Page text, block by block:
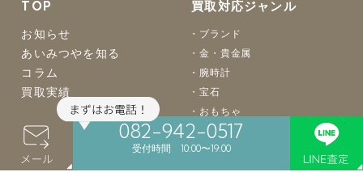
TOP
お知らせ
あいみつやを知る
コラム
買取実績
買取対応ジャンル
ブランド
金・貴金属
腕時計
宝石
おもちゃ
骨董品
着物
バッグ
082-942-0517
受付時間 10:00〜19:00